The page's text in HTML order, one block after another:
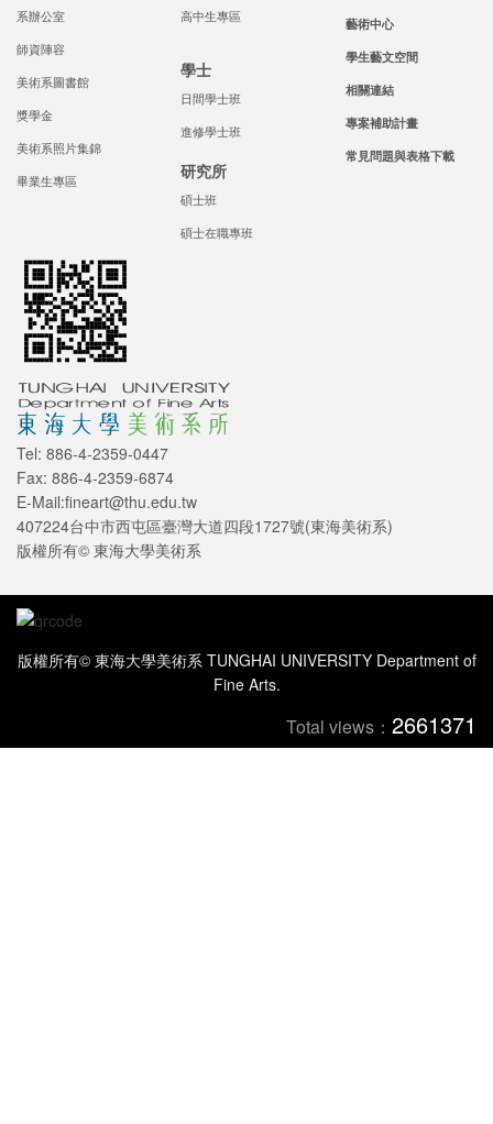
系辦公室
師資陣容
美術系圖書館
獎學金
美術系照片集錦
畢業生專區
高中生專區
學士
日間學士班
進修學士班
研究所
碩士班
碩士在職專班
藝術中心
學生藝文空間
相關連結
專案補助計畫
常見問題與表格下載
Tel: 886-4-2359-0447
Fax: 886-4-2359-6874
E-Mail:fineart@thu.edu.tw
407224台中市西屯區臺灣大道四段1727號(東海美術系)
版權所有© 東海大學美術系
版權所有© 東海大學美術系 TUNGHAI UNIVERSITY Department of
Fine Arts.
Total views： 2661371